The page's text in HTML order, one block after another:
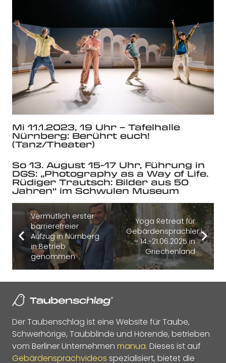
Mi 11.1.2023, 19 Uhr – Tafelhalle
Nürnberg: Berührt euch!
(Tanz/Theater)
So 13. August 15-17 Uhr, Führung in
DGS: „Photography as a Way of Life.
Rüdiger Trautsch: Bilder aus 50
Jahren“ im Schwulen Museum
Vermutlich erster
barrierefreier
Aufzug in Nürnberg
in Betrieb
genommen
Yoga Retreat für
Gebärdensprachler:innen
– 14.-21.06.2025 in
Griechenland
Der Taubenschlag ist eine Website für Taube,
Schwerhörige, Taubblinde und Hörende, betrieben
vom Berliner Unternehmen manua. Dieses ist auf
Gebärdensprachvideos spezialisiert, bietet die